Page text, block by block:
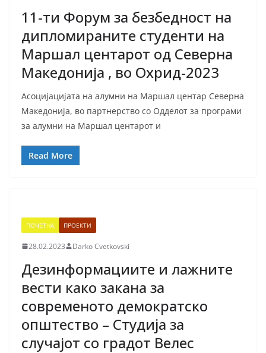
11-ти Форум за безбедност на
дипломираните студенти на
Маршал центарот од Северна
Македонија , во Охрид-2023
Асоцијацијата на алумни на Маршал центар Северна
Македонија, во партнерство со Одделот за програми
за алумни на Маршал центарот и
Read More
ПОЧЕТНА ПРОЕКТИ
28.02.2023 Darko Cvetkovski
Дезинформациите и лажните
вести како закана за
современото демократско
општество – Студиja за
случајот со градот Велес